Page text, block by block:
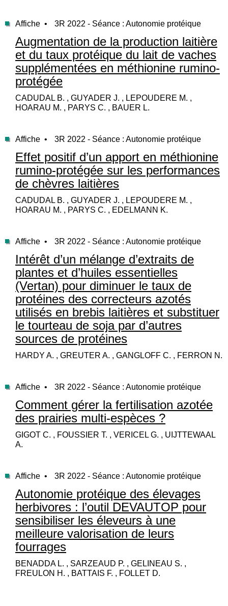
Affiche • 3R 2022 - Séance : Autonomie protéique
Augmentation de la production laitière
et du taux protéique du lait de vaches
supplémentées en méthionine rumino-
protégée
CADUDAL B. , GUYADER J. , LEPOUDERE M. ,
HOARAU M. , PARYS C. , BAUER L.
Affiche • 3R 2022 - Séance : Autonomie protéique
Effet positif d’un apport en méthionine
rumino-protégée sur les performances
de chèvres laitières
CADUDAL B. , GUYADER J. , LEPOUDERE M. ,
HOARAU M. , PARYS C. , EDELMANN K.
Affiche • 3R 2022 - Séance : Autonomie protéique
Intérêt d’un mélange d’extraits de
plantes et d’huiles essentielles
(Vertan) pour diminuer le taux de
protéines des correcteurs azotés
utilisés en brebis laitières et substituer
le tourteau de soja par d’autres
sources de protéines
HARDY A. , GREUTER A. , GANGLOFF C. , FERRON N.
Affiche • 3R 2022 - Séance : Autonomie protéique
Comment gérer la fertilisation azotée
des prairies multi-espèces ?
GIGOT C. , FOUSSIER T. , VERICEL G. , UIJTTEWAAL
A.
Affiche • 3R 2022 - Séance : Autonomie protéique
Autonomie protéique des élevages
herbivores : l’outil DEVAUTOP pour
sensibiliser les éleveurs à une
meilleure valorisation de leurs
fourrages
BENADDA L. , SARZEAUD P. , GELINEAU S. ,
FREULON H. , BATTAIS F. , FOLLET D.